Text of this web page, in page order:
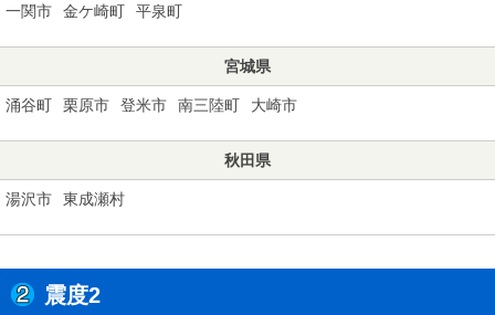
一関市 金ケ崎町 平泉町
宮城県
涌谷町 栗原市 登米市 南三陸町 大崎市
秋田県
湯沢市 東成瀬村
震度2